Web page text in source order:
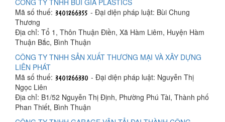
CÔNG TY TNHH BÙI GIA PLASTICS
Mã số thuế:
- Đại diện pháp luật: Bùi Chung
Thương
Địa chỉ: Tổ 1, Thôn Thuận Điền, Xã Hàm Liêm, Huyện Hàm
Thuận Bắc, Bình Thuận
CÔNG TY TNHH SẢN XUẤT THƯƠNG MẠI VÀ XÂY DỰNG
LIÊN PHÁT
Mã số thuế:
- Đại diện pháp luật: Nguyễn Thị
Ngọc Liên
Địa chỉ: B1/52 Nguyễn Thị Định, Phường Phú Tài, Thành phố
Phan Thiết, Bình Thuận